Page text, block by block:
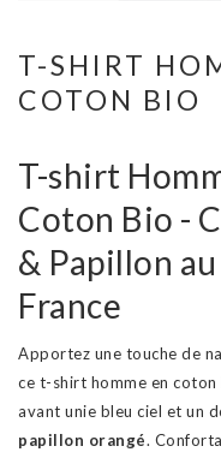
T-SHIRT
COTON BIO
T-shirt
Coton Bio -
& Papillon
France
Apportez une touche de
ce t-shirt homme en coton
avant unie bleu ciel et un
papillon orangé.